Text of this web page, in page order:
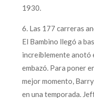
1930.
6. Las 177 carreras
El Bambino llegó a
increíblemente anotó
embazó. Para poner
mejor momento,
en una temporada.